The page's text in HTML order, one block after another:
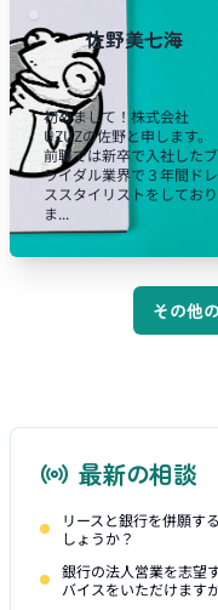
佐野美七海
初めまして！株式会社
UZUZの佐野と申します。
前職では新卒で入社したブ
ライダル業界で３年間ドレ
ススタイリストをしており
ま...
その他
最新の相談
リースと銀行を併願す
しょうか？
銀行の法人営業を志望
バイスをいただけます